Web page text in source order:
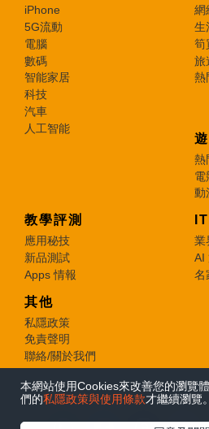
本網站使用Cookies來改善您的瀏覽
們的私隱政策與使用條款才繼續瀏覽。
iPhone
5G流動
電腦
數碼
智能家居
科技
汽車
人工智能
網
生
筍
旅
熱
熱
電
動
教學評測
應用秘技
新品測試
Apps 情報
業
AI
名
其他
私隱政策
免責聲明
聯絡/關於我們
© 2026 e-zone. All Rights